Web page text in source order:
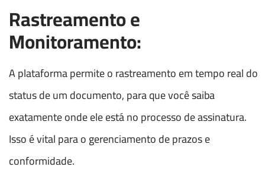
Rastreamento e
Monitoramento:
A plataforma permite o rastreamento em tempo real do
status de um documento, para que você saiba
exatamente onde ele está no processo de assinatura.
Isso é vital para o gerenciamento de prazos e
conformidade.